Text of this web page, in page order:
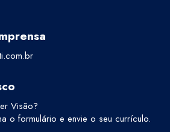
Visão?
o formulário e envie o seu currículo.